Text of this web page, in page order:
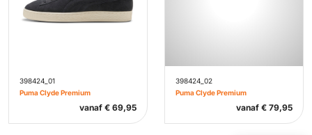
398424_01
Puma Clyde Premium
vanaf € 69,95
398424_02
Puma Clyde Premium
vanaf € 79,95